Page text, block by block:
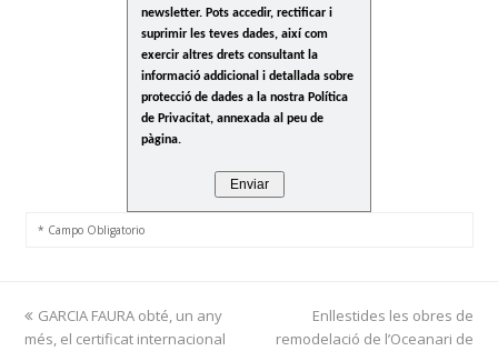
newsletter. Pots accedir, rectificar i
suprimir les teves dades, així com
exercir altres drets consultant la
informació addicional i detallada sobre
protecció de dades a la nostra Política
de Privacitat, annexada al peu de
pàgina.
* Campo Obligatorio
previous
post:
GARCIA FAURA obté, un any
més, el certificat internacional
next
post:
Enllestides les obres de
remodelació de l’Oceanari de